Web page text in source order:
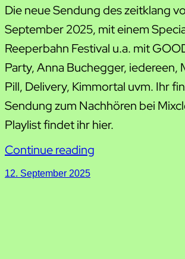
Die neue Sendung des zeitklang
September 2025, mit einem
Reeperbahn Festival u.a. mit
Party, Anna Buchegger, iedereen,
Pill, Delivery, Kimmortal uvm. Ihr
Sendung zum Nachhören bei
Playlist findet ihr hier.
Continue reading
12. September 2025